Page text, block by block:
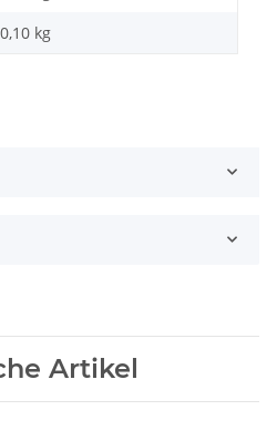
0,10 kg
Artikel